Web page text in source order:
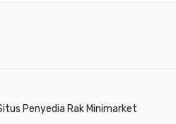
Penyedia Rak Minimarket